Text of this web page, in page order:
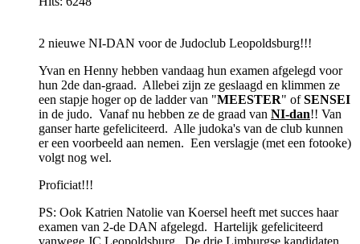
2 nieuwe NI-DAN voor de Judoclub Leopoldsburg!!!
Yvan en Henny hebben vandaag hun examen afgelegd voor
hun 2de dan-graad. Allebei zijn ze geslaagd en klimmen ze
een stapje hoger op de ladder van "MEESTER" ofSENSEI
in de judo. Vanaf nu hebben ze de graad van NI-dan!! Van
ganser harte gefeliciteerd. Alle judoka's van de club kunnen
er een voorbeeld aan nemen. Een verslagje (met een fotooke)
volgt nog wel.
Proficiat!!!
PS: Ook Katrien Natolie van Koersel heeft met succes haar
examen van 2-de DAN afgelegd. Hartelijk gefeliciteerd